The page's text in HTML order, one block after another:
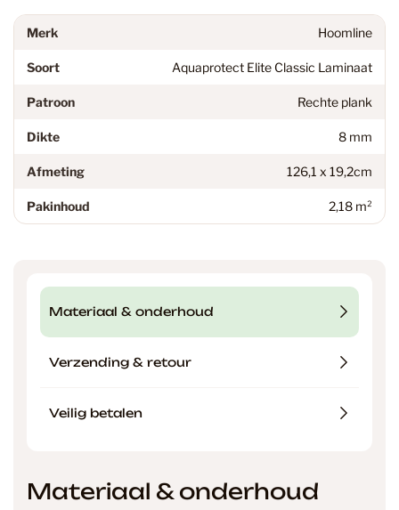
Merk Hoomline
Soort Aquaprotect Elite Classic Laminaat
Patroon Rechte plank
Dikte 8 mm
Afmeting 126,1 x 19,2cm
Pakinhoud 2,18 m²
Materiaal & onderhoud
Verzending & retour
Veilig betalen
Materiaal & onderhoud